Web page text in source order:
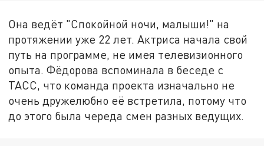
Она ведёт "Спокойной ночи, малыши!" на
протяжении уже 22 лет. Актриса начала свой
путь на программе, не имея телевизионного
опыта. Фёдорова вспоминала в беседе с
ТАСС, что команда проекта изначально не
очень дружелюбно её встретила, потому что
до этого была череда смен разных ведущих.